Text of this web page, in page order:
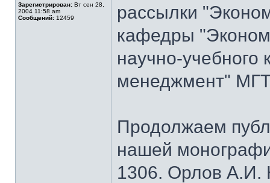
Зарегистрирован: Вт сен 28,
2004 11:58 am
Сообщений: 12459
рассылки
кафедры
научно-
менеджмент"
Продолжаем
нашей
1306. Орлов А.И.